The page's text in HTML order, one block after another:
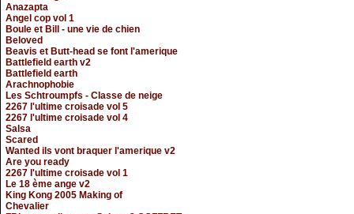
Anazapta
Angel cop vol 1
Boule et Bill - une vie de chien
Beloved
Beavis et Butt-head se font l'amerique
Battlefield earth v2
Battlefield earth
Arachnophobie
Les Schtroumpfs - Classe de neige
2267 l'ultime croisade vol 5
2267 l'ultime croisade vol 4
Salsa
Scared
Wanted ils vont braquer l'amerique v2
Are you ready
2267 l'ultime croisade vol 1
Le 18 ème ange v2
King Kong 2005 Making of
Chevalier